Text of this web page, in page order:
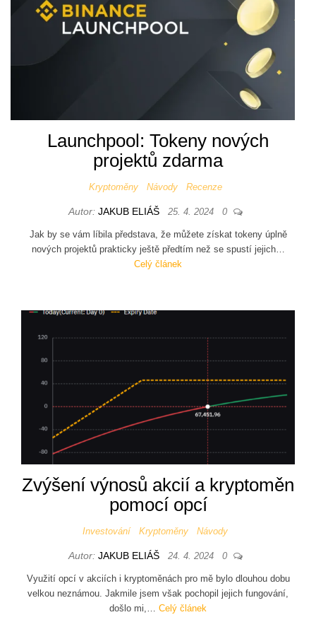
Launchpool: Tokeny nových
projektů zdarma
Kryptoměny Návody Recenze
Autor: JAKUB ELIÁŠ 25. 4. 2024 0
Jak by se vám líbila představa, že můžete získat tokeny úplně
nových projektů prakticky ještě předtím než se spustí jejich…
Celý článek
Zvýšení výnosů akcií a kryptoměn
pomocí opcí
Investování Kryptoměny Návody
Autor: JAKUB ELIÁŠ 24. 4. 2024 0
Využití opcí v akciích i kryptoměnách pro mě bylo dlouhou dobu
velkou neznámou. Jakmile jsem však pochopil jejich fungování,
došlo mi,… Celý článek